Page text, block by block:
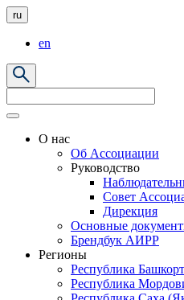
ru
en
О нас
Об Ассоциации
Руководство
Совет
Дирекция
Основные
Брендбук АИРР
Регионы
Республика
Республика